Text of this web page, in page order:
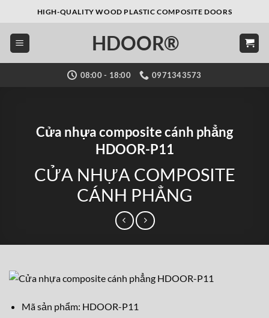
nội
dung
HIGH-QUALITY WOOD PLASTIC COMPOSITE DOORS
HDOOR®
08:00 - 18:00 0971343573
Cửa nhựa composite cánh phẳng
HDOOR-P11
CỬA NHỰA COMPOSITE
CÁNH PHẲNG
Mã sản phẩm: HDOOR-P11